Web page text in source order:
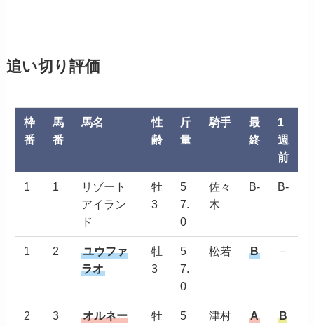
追い切り評価
枠
番
馬
番
馬名
性
齢
斤
量
騎手
最
終
1
週
前
1 1
リゾート
アイラン
ド
牡
3
5
7.
0
佐々
木
B- B-
1 2
ユウファ
ラオ
牡
3
5
7.
0
松若 B －
2 3
オルネー
牡
5
津村 A
B